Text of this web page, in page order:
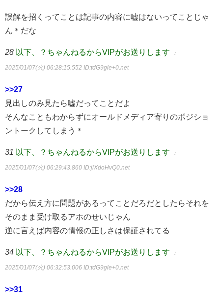
誤解を招くってことは記事の内容に嘘はないってことじゃ
ん＊だな
28 以下、？ちゃんねるからVIPがお送りします ：
2025/01/07(火) 06:28:15.552 ID:tdG9gle+0.net
>>27
見出しのみ見たら嘘だってことだよ
そんなこともわからずにオールドメディア寄りのポジショ
ントークしてしまう＊
31 以下、？ちゃんねるからVIPがお送りします ：
2025/01/07(火) 06:29:43.860 ID:jiXdoHvQ0.net
>>28
だから伝え方に問題があるってことだろだとしたらそれを
そのまま受け取るアホのせいじゃん
逆に言えば内容の情報の正しさは保証されてる
34 以下、？ちゃんねるからVIPがお送りします ：
2025/01/07(火) 06:32:53.006 ID:tdG9gle+0.net
>>31